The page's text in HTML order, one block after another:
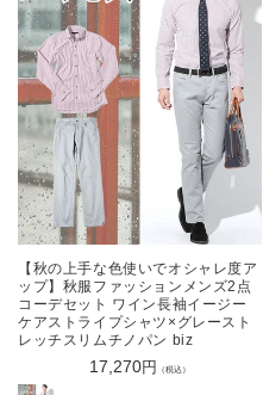
【秋の上手な色使いでオシャレ度ア
ップ】秋服ファッションメンズ2点
コーデセット ワイン長袖イージー
ケアストライプシャツ×グレースト
レッチスリムチノパン biz
通
17,270円 （税込）